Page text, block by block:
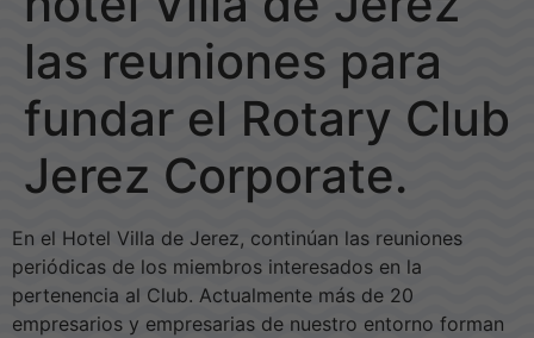
las reuniones para
fundar el Rotary Club
Jerez Corporate.
En el Hotel Villa de Jerez, continúan las reuniones
periódicas de los miembros interesados en la
pertenencia al Club. Actualmente más de 20
empresarios y empresarias de nuestro entorno forman